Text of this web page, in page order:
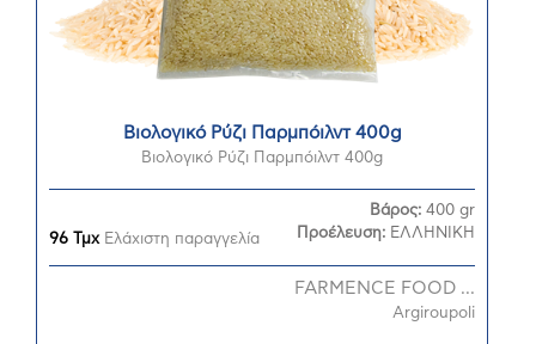
Βιολογικό Ρύζι Παρμπόιλντ 400g
Βιολογικό Ρύζι Παρμπόιλντ 400g
96 ΤμχΕλάχιστη παραγγελία
Βάρος: 400 gr
Προέλευση: ΕΛΛΗΝΙΚΗ
FARMENCE FOOD ...
Argiroupoli